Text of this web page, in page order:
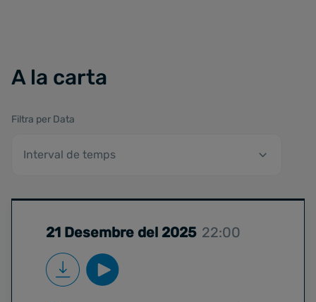
A la carta
21 Desembre del 2025 22:00
Filtra per Data